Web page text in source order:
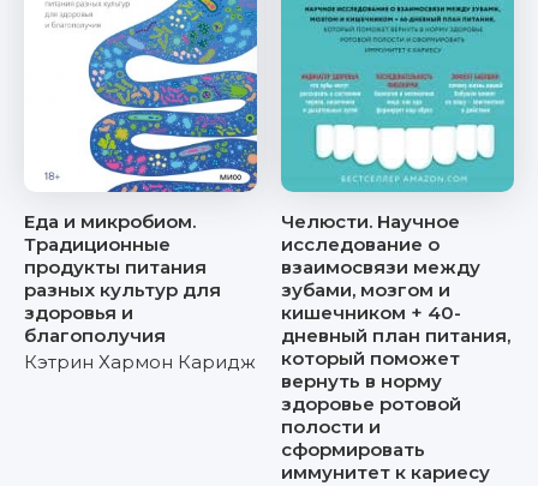
Еда и микробиом.
Традиционные
продукты питания
разных культур для
здоровья и
благополучия
Кэтрин Хармон Каридж
Челюсти. Научное
исследование о
взаимосвязи между
зубами, мозгом и
кишечником + 40-
дневный план питания,
который поможет
вернуть в норму
здоровье ротовой
полости и
сформировать
иммунитет к кариесу